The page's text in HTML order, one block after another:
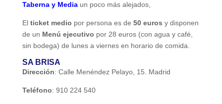
Taberna y Media un poco más alejados,
El ticket medio por persona es de 50 euros y disponen
de un Menú ejecutivo por 28 euros (con agua y café,
sin bodega) de lunes a viernes en horario de comida.
SA BRISA
Dirección: Calle Menéndez Pelayo, 15. Madrid
Teléfono: 910 224 540